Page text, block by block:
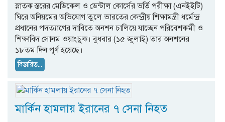
স্নাতক স্তরের মেডিকেল ও ডেন্টাল কোর্সের ভর্তি পরীক্ষা (এনইইটি)
ঘিরে অনিয়মের অভিযোগ তুলে ভারতের কেন্দ্রীয় শিক্ষামন্ত্রী ধর্মেন্দ্র
প্রধানের পদত্যাগের দাবিতে অনশন চালিয়ে যাচ্ছেন পরিবেশকর্মী ও
শিক্ষাবিদ সোনম ওয়াংচুক। বুধবার (১৫ জুলাই) তার অনশনের
১৮তম দিন পূর্ণ হয়েছে।
বিস্তারিত...
মার্কিন হামলায় ইরানের ৭ সেনা নিহত